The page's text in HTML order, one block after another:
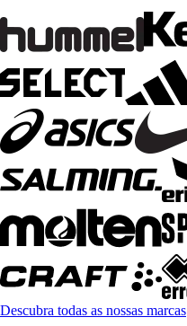
Descubra todas as nossas marcas